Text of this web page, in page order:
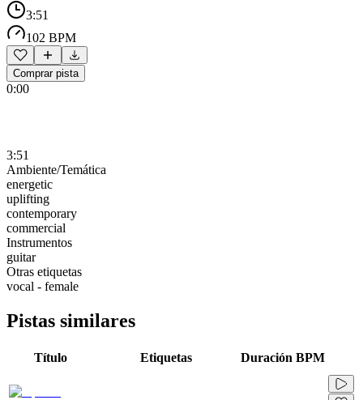
3:51
102 BPM
Comprar pista
0:00
3:51
Ambiente/Temática
energetic
uplifting
contemporary
commercial
Instrumentos
guitar
Otras etiquetas
vocal - female
Pistas similares
Título Etiquetas Duración BPM